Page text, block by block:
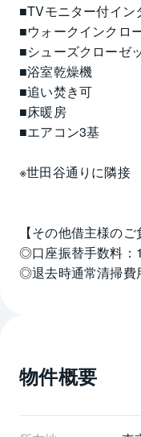
■TVモニター付イン
■ウォークインクロ
■シューズクローゼ
■浴室乾燥機
■追い焚き可
■床暖房
■エアコン3基
※世田谷通りに隣接
【その他借主様のご
◎口座振替手数料：
◎退去時通常清掃費
◎町内会費（任意）
◎雑草の手入れ費用
◎床暖房が故障した
◎残置物：各カーテ
物件概要